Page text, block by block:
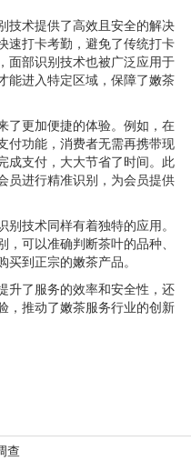
技术提供了高效且安全的解决
速打卡考勤，避免了传统打卡
面部识别技术也被广泛应用于
能进入特定区域，保障了嫩茶
了更加便捷的体验。例如，在
付功能，消费者无需再携带现
成支付，大大节省了时间。此
员进行精准识别，为会员提供
技术同样有着独特的应用。
可以准确判断茶叶的品种、
买到正宗的嫩茶产品。
升了服务的效率和安全性，还
，推动了嫩茶服务行业的创新
查